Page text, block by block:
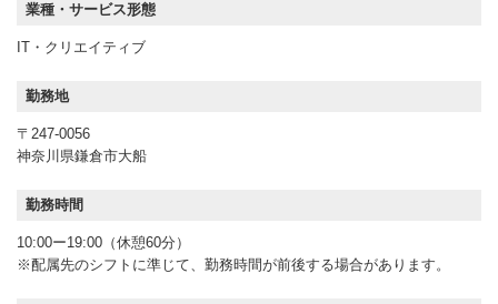
業種・サービス形態
IT・クリエイティブ
勤務地
〒247-0056
神奈川県鎌倉市大船
勤務時間
10:00ー19:00（休憩60分）
※配属先のシフトに準じて、勤務時間が前後する場合があります。